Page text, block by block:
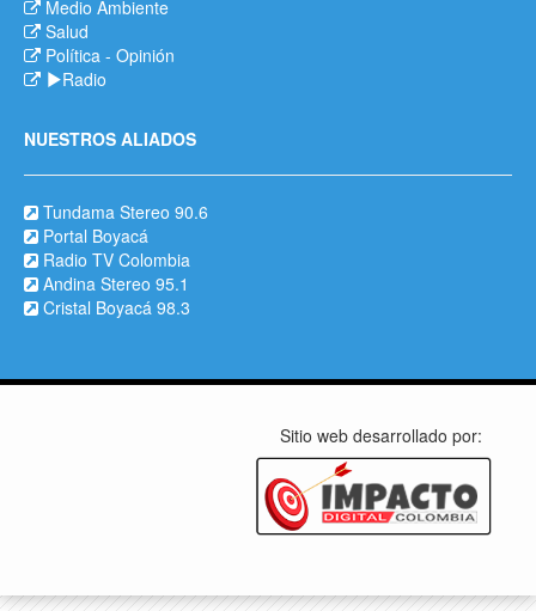
Medio Ambiente
Salud
Política - Opinión
Radio
NUESTROS ALIADOS
Tundama Stereo 90.6
Portal Boyacá
Radio TV Colombia
Andina Stereo 95.1
Cristal Boyacá 98.3
Sitio web desarrollado por: